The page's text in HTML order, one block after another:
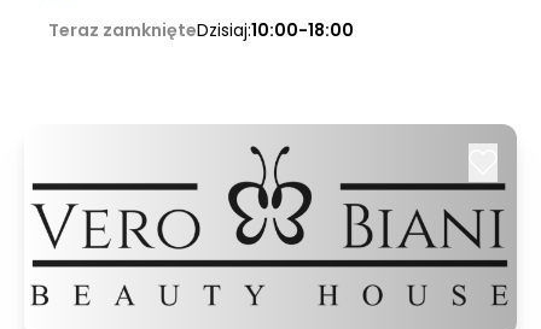
Teraz zamknięteDzisiaj:10:00-18:00